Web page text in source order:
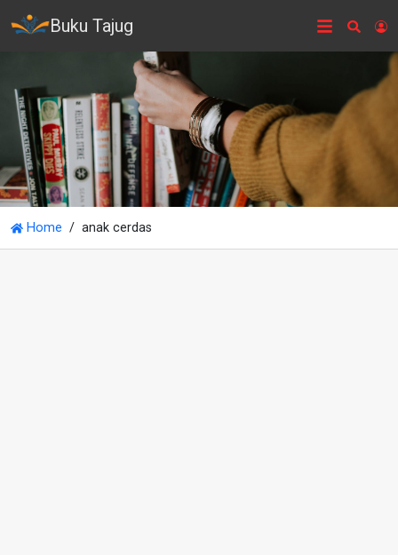
Buku Tajug
Home anak cerdas